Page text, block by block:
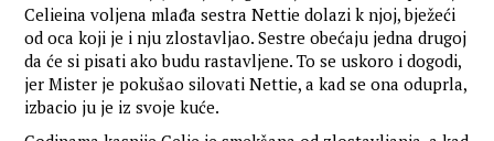
Celieina voljena mlađa sestra Nettie dolazi k njoj, bježeći
od oca koji je i nju zlostavljao. Sestre obećaju jedna drugoj
da će si pisati ako budu rastavljene. To se uskoro i dogodi,
jer Mister je pokušao silovati Nettie, a kad se ona oduprla,
izbacio ju je iz svoje kuće.